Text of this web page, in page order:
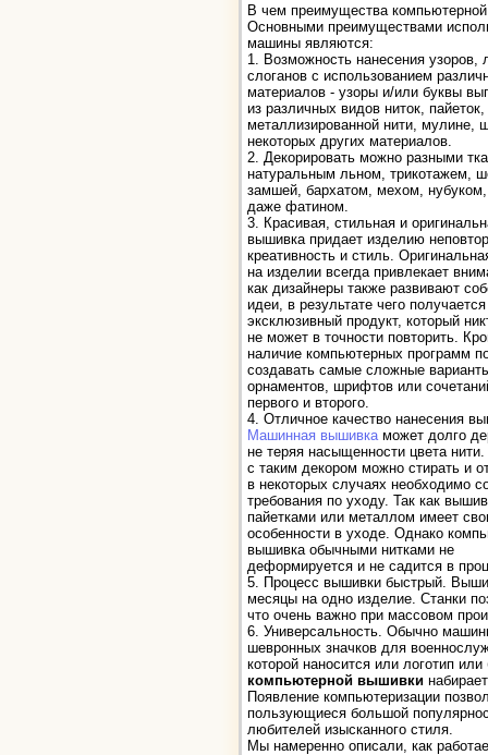
В чем преимущества
Основными преимуществами
машины являются:
1. Возможность нанесения узоров,
слоганов с использованием
материалов - узоры и/или буквы
из различных видов ниток,
металлизированной нити, мулине,
некоторых других материалов.
2. Декорировать можно разными
натуральным льном, трикотажем,
замшей, бархатом, мехом,
даже фатином.
3. Красивая, стильная и
вышивка придает изделию
креативность и стиль.
на изделии всегда привлекает
как дизайнеры также развивают
идеи, в результате чего получается
эксклюзивный продукт, который
не может в точности повторить.
наличие компьютерных программ
создавать самые сложные
орнаментов, шрифтов или
первого и второго.
4. Отличное качество нанесения
Машинная вышивка может долго
не теряя насыщенности цвета
с таким декором можно стирать и
в некоторых случаях необходимо
требования по уходу. Так как
пайетками или металлом имеет
особенности в уходе. Однако
вышивка обычными нитками не
деформируется и не садится в
5. Процесс вышивки быстрый.
месяцы на одно изделие. Станки
что очень важно при массовом
6. Универсальность. Обычно
шевронных значков для
которой наносится или логотип
компьютерной вышивки
Появление компьютеризации
пользующиеся большой
любителей изысканного стиля.
Мы намеренно описали, как